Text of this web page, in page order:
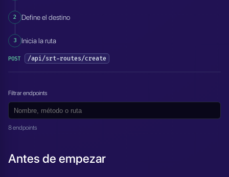
2 Define el destino
3 Inicia la ruta
POST /api/srt-routes/create
Filtrar endpoints
8 endpoints
Antes de empezar